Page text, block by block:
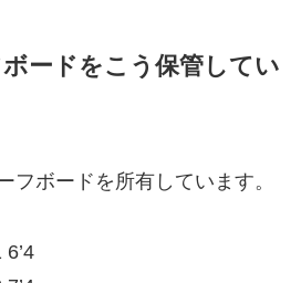
ードをこう保管してい
フボードを所有しています。